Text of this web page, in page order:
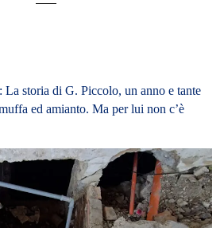
storia di G. Piccolo, un anno e tante
ed amianto. Ma per lui non c’è